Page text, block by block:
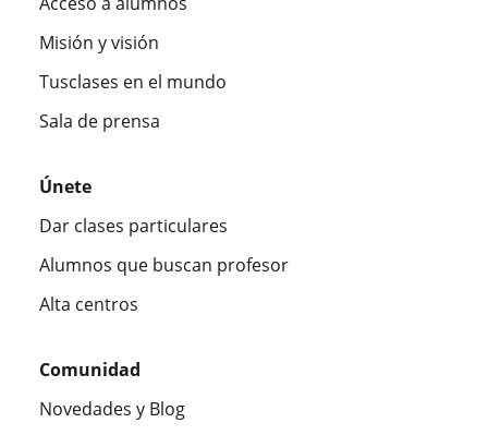
Misión y visión
Tusclases en el mundo
Sala de prensa
Únete
Dar clases particulares
Alumnos que buscan profesor
Alta centros
Comunidad
Novedades y Blog